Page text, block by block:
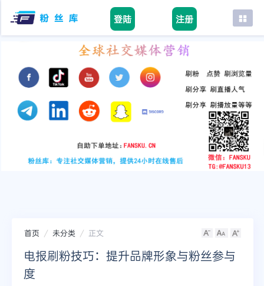
登陆 注册
首页
tiktok
youtube
instagram
首页 未分类 正文
电报刷粉技巧：提升品牌形象与粉丝参与
度